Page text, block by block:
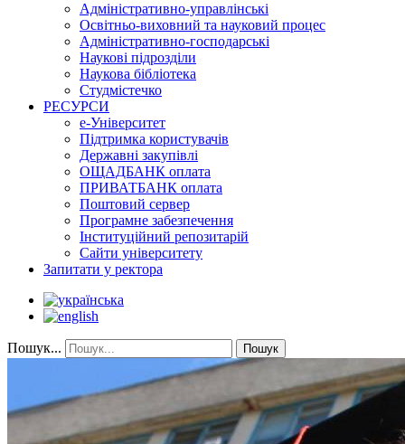
Адміністративно-управлінські
Освітньо-виховний та науковий процес
Адміністративно-господарські
Наукові підрозділи
Наукова бібліотека
Студмістечко
РЕСУРСИ
е-Університет
Підтримка користувачів
Державні закупівлі
ОЩАДБАНК оплата
ПРИВАТБАНК оплата
Поштовий сервер
Програмне забезпечення
Інституційний репозитарій
Сайти університету
Запитати у ректора
Пошук... Пошук